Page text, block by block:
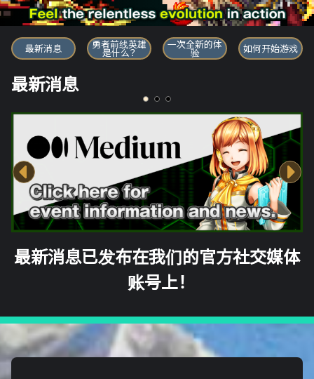
勇者前线英雄
最新消息 勇者前线英雄
是什么？
一次全新的体
验 如何开始游戏
最新消息
最新消息已发布在我们的官方社交媒体
账号上！